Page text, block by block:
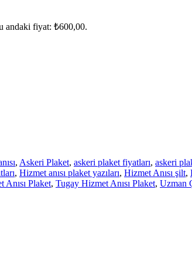
andaki fiyat: ₺600,00.
, Askeri Plaket, askeri plaket fiyatları, askeri
, Hizmet anısı plaket yazıları, Hizmet Anısı şilt,
Anısı Plaket, Tugay Hizmet Anısı Plaket, Uzman